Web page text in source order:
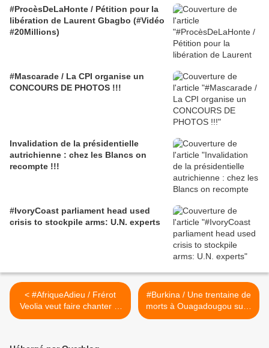
#ProcèsDeLaHonte / Pétition pour la
libération de Laurent Gbagbo (#Vidéo
#20Millions)
#Mascarade / La CPI organise un
CONCOURS DE PHOTOS !!!
Invalidation de la présidentielle
autrichienne : chez les Blancs on
recompte !!!
#IvoryCoast parliament head used
crisis to stockpile arms: U.N. experts
< #AfriqueAdieu / Frérot
Veolia veut faire chanter le
Gabon
#Burkina / Une trentaine de
morts à Ouagadougou suite
à une attaque terroriste >